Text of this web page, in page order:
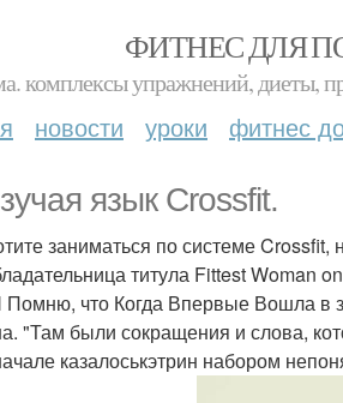
ФИТНЕС ДЛЯ
комплексы упражнений, диеты,
новости уроки фитнес
язык Crossfit.
заниматься по системе
титула Fittest Woman
что Когда Впервые Вошла в
"Там были сокращения и слова,
казалоськэтрин набором